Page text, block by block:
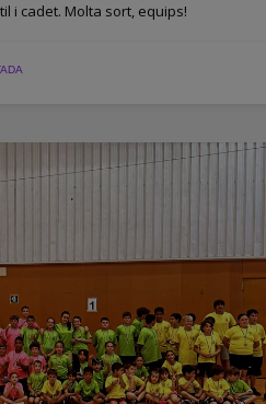
i cadet. Molta sort, equips!